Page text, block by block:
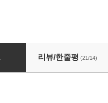
는 스마트 스토어
리뷰/한줄평 (21/14)